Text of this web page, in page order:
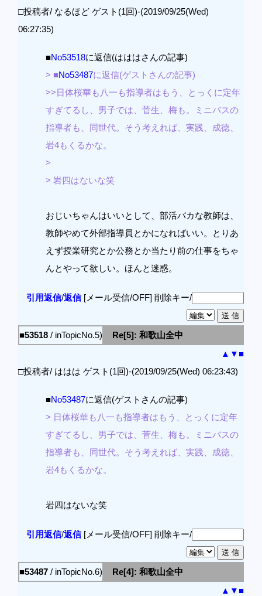
□投稿者/ なるほど ゲスト(1回)-(2019/09/25(Wed)
06:27:35)
■No53518に返信(はははさんの記事)
> ■No53487に返信(ゲストさんの記事)
>>日体桜華も八一も指導者はもう、とっくに定年
すぎてるし、男子では、菅生、梅も。ミニバスの
指導者も、同世代。そう考えれば、実践、成徳、
岩4もくるかな。
>
> 岩四はないな笑
おじいちゃんはいいとして、部活バカな教師は、
教師やめて外部指導員とかになればいい。とりあ
えず授業研究とか公務とか当たり前の仕事をちゃ
んとやって欲しい。ほんと迷惑。
引用返信/返信[メール受信/OFF] 削除キー/
■53518 / inTopicNo.5)
Re[5]: 和歌山全中
▲ ▼■
□投稿者/ ははは ゲスト(1回)-(2019/09/25(Wed) 06:23:43)
■No53487に返信(ゲストさんの記事)
> 日体桜華も八一も指導者はもう、とっくに定年
すぎてるし、男子では、菅生、梅も。ミニバスの
指導者も、同世代。そう考えれば、実践、成徳、
岩4もくるかな。
岩四はないな笑
引用返信/返信[メール受信/OFF] 削除キー/
■53487 / inTopicNo.6)
Re[4]: 和歌山全中
▲ ▼■